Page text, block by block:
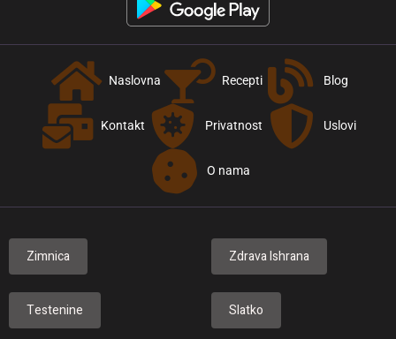
Naslovna Recepti Blog
Kontakt Privatnost Uslovi
O nama
Zimnica Zdrava Ishrana
Testenine Slatko